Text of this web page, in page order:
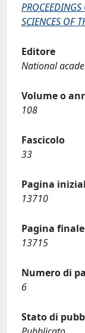
SCIENCES OF
Editore
National
Volume o
108
Fascicolo
33
Pagina
13710
Pagina finale
13715
Numero di
6
Stato di